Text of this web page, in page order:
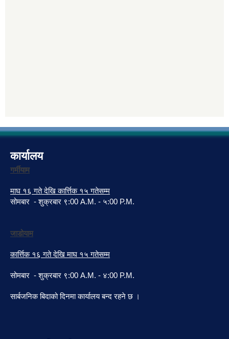
कार्यालय
गर्मीयाम
माघ १६ गते देखि कार्त्तिक १५ गतेसम्म
सोमबार - शुक्रबार ९:00 A.M. - ५:00 P.M.
जाडोयाम
कार्त्तिक १६ गते देखि माघ १५ गतेसम्म
सोमबार - शुक्रबार ९:00 A.M. - ४:00 P.M.
सार्बजनिक बिदाको दिनमा कार्यालय बन्द रहने छ ।